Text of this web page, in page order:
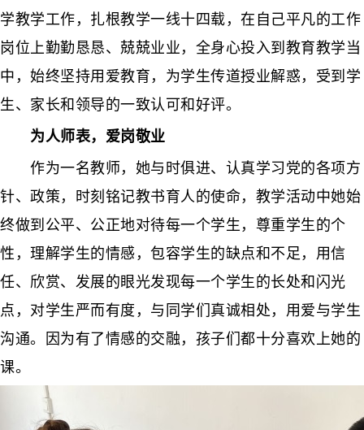
学教学工作，扎根教学一线十四载，在自己平凡的工作
岗位上勤勤恳恳、兢兢业业，全身心投入到教育教学当
中，始终坚持用爱教育，为学生传道授业解惑，受到学
生、家长和领导的一致认可和好评。
为人师表，爱岗敬业
作为一名教师，她与时俱进、认真学习党的各项方
针、政策，时刻铭记教书育人的使命，教学活动中她始
终做到公平、公正地对待每一个学生，尊重学生的个
性，理解学生的情感，包容学生的缺点和不足，用信
任、欣赏、发展的眼光发现每一个学生的长处和闪光
点，对学生严而有度，与同学们真诚相处，用爱与学生
沟通。因为有了情感的交融，孩子们都十分喜欢上她的
课。